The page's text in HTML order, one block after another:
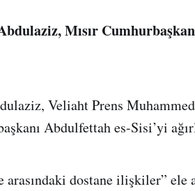
Mısır
Veliaht Prens
Abdulfettah es-Sisi’yi
dostane ilişkiler” ele